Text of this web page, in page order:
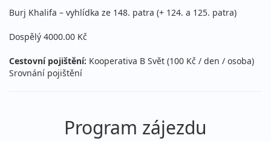
Burj Khalifa – vyhlídka ze 148. patra (+ 124. a 125. patra)
Dospělý 4000.00 Kč
Cestovní pojištění: Kooperativa B Svět (100 Kč / den / osoba)
Srovnání pojištění
Program zájezdu